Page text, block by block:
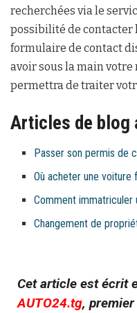
recherchées via le
possibilité de contacter
formulaire de contact
avoir sous la main votre
permettra de traiter
Articles de blog
Passer son permis de
Où acheter une voiture
Comment immatriculer
Changement de
Cet article est écrit
AUTO24.tg,